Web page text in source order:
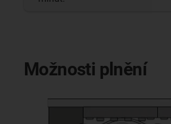
Možnosti plnění